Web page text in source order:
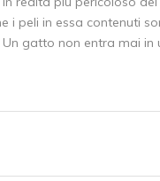
i peli in essa contenuti
gatto non entra mai